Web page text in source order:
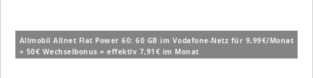
Allmobil Allnet Flat Power 60: 60 GB im Vodafone-Netz für 9,99€/Monat
+ 50€ Wechselbonus = effektiv 7,91€ im Monat